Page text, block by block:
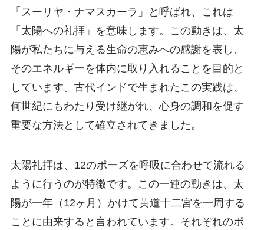
「スーリヤ・ナマスカーラ」と呼ばれ、これは
「太陽への礼拝」を意味します。この動きは、太
陽が私たちに与える生命の恵みへの感謝を表し、
そのエネルギーを体内に取り入れることを目的と
しています。古代インドで生まれたこの実践は、
何世紀にもわたり受け継がれ、心身の調和を促す
重要な方法として確立されてきました。
太陽礼拝は、12のポーズを呼吸に合わせて流れる
ように行うのが特徴です。この一連の動きは、太
陽が一年（12ヶ月）かけて黄道十二宮を一周する
ことに由来すると言われています。それぞれのポ